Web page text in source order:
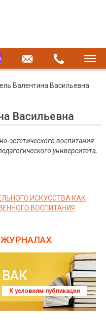
Валентина Васильевна
Васильевна
эстетического воспитания
университета,
ИСКУССТВА КАК
ВОСПИТАНИЯ
ВАК
К условиям публикации